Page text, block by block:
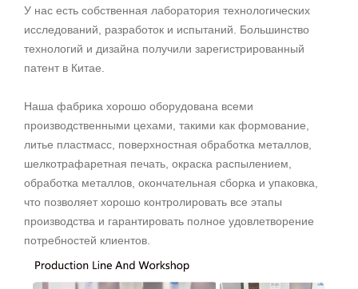
У нас есть собственная лаборатория технологических
исследований, разработок и испытаний. Большинство
технологий и дизайна получили зарегистрированный
патент в Китае.
Наша фабрика хорошо оборудована всеми
производственными цехами, такими как формование,
литье пластмасс, поверхностная обработка металлов,
шелкотрафаретная печать, окраска распылением,
обработка металлов, окончательная сборка и упаковка,
что позволяет хорошо контролировать все этапы
производства и гарантировать полное удовлетворение
потребностей клиентов.